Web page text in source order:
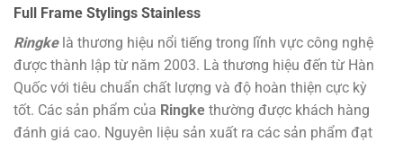
Full Frame Stylings Stainless
Ringkelà thương hiệu nổi tiếng trong lĩnh vực công nghệ
được thành lập từ năm 2003. Là thương hiệu đến từ Hàn
Quốc với tiêu chuẩn chất lượng và độ hoàn thiện cực kỳ
tốt. Các sản phẩm của Ringke thường được khách hàng
đánh giá cao. Nguyên liệu sản xuất ra các sản phẩm đạt